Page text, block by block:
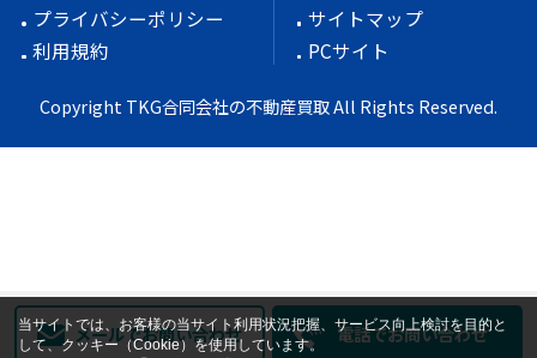
プライバシーポリシー
利用規約
サイトマップ
PCサイト
Copyright TKG合同会社の不動産買取 All Rights Reserved.
メールでお問い合わせ 電話でお問い合わせ
当サイトでは、お客様の当サイト利用状況把握、サービス向上検討を目的と
して、クッキー（Cookie）を使用しています。